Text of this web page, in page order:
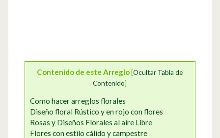
Contenido de este Arreglo[Ocultar Tabla de
Contenido]
Como hacer arreglos florales
Diseño floral Rústico y en rojo con flores
Rosas y Diseños Florales al aire Libre
Flores con estilo cálido y campestre